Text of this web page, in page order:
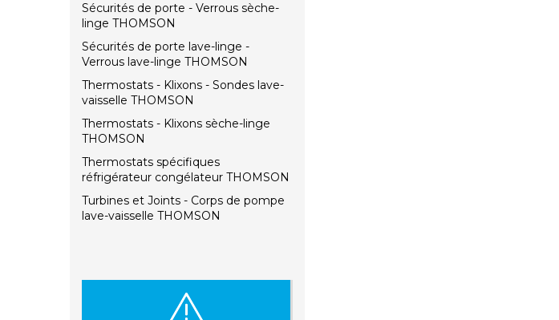
Sécurités de porte - Verrous sèche-
linge THOMSON
Sécurités de porte lave-linge -
Verrous lave-linge THOMSON
Thermostats - Klixons - Sondes lave-
vaisselle THOMSON
Thermostats - Klixons sèche-linge
THOMSON
Thermostats spécifiques
réfrigérateur congélateur THOMSON
Turbines et Joints - Corps de pompe
lave-vaisselle THOMSON